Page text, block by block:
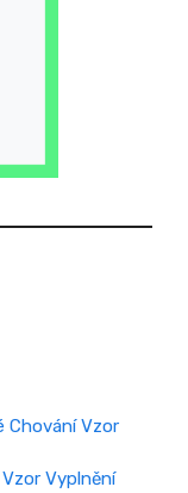
Chování Vzor
Vyplnění